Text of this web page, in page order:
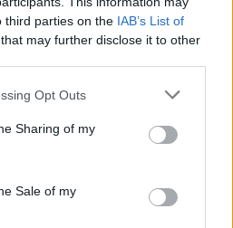
third parties on the IAB’s List of
that may further disclose it to other
app uses one or more Google
behaviour. You may click to
and its third-party tags to
purposes in below Google
Opt Outs
Sharing of my
Sale of my